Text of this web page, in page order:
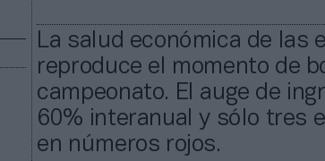
La salud económica de las
reproduce el momento de
campeonato. El auge de
60% interanual y sólo tres
en números rojos.